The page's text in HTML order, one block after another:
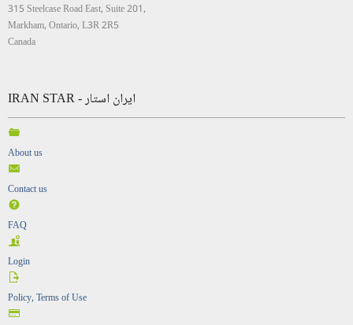
315 Steelcase Road East, Suite 201,
Markham, Ontario, L3R 2R5
Canada
IRAN STAR - ایران استار
About us
Contact us
FAQ
Login
Policy, Terms of Use